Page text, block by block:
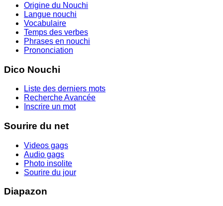
Origine du Nouchi
Langue nouchi
Vocabulaire
Temps des verbes
Phrases en nouchi
Prononciation
Dico Nouchi
Liste des derniers mots
Recherche Avancée
Inscrire un mot
Sourire du net
Videos gags
Audio gags
Photo insolite
Sourire du jour
Diapazon